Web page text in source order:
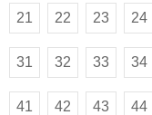
21 22 23 24
31 32 33 34
41 42 43 44